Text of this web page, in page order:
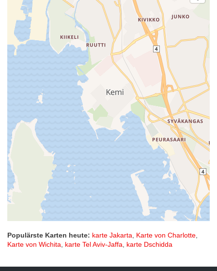
Populärste Karten heute: karte Jakarta, Karte von Charlotte,
Karte von Wichita, karte Tel Aviv-Jaffa, karte Dschidda